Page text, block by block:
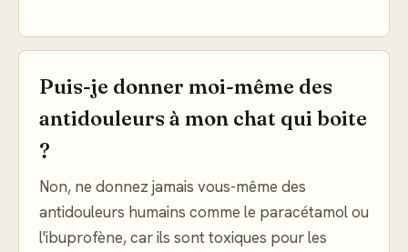
Puis-je donner moi-même des
antidouleurs à mon chat qui boite
?
Non, ne donnez jamais vous-même des
antidouleurs humains comme le paracétamol ou
l'ibuprofène, car ils sont toxiques pour les